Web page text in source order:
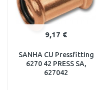
9,17 €
SANHA CU Pressfitting
6270 42 PRESS SA,
627042